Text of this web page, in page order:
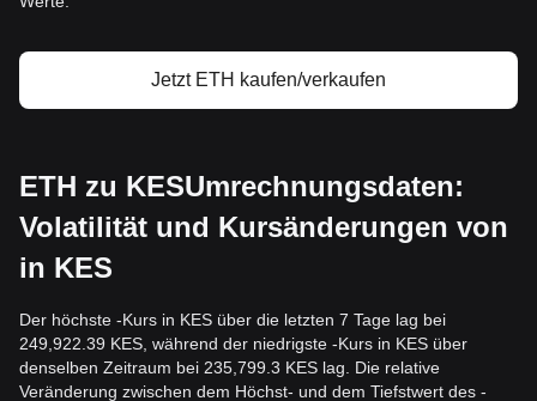
Jetzt ETH kaufen/verkaufen
ETH zu KESUmrechnungsdaten:
Volatilität und Kursänderungen von
in KES
Der höchste -Kurs in KES über die letzten 7 Tage lag bei
249,922.39 KES, während der niedrigste -Kurs in KES über
denselben Zeitraum bei 235,799.3 KES lag. Die relative
Veränderung zwischen dem Höchst- und dem Tiefstwert des -